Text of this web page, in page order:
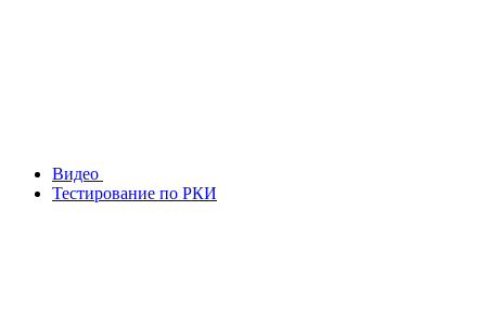
Видео
Тестирование по РКИ